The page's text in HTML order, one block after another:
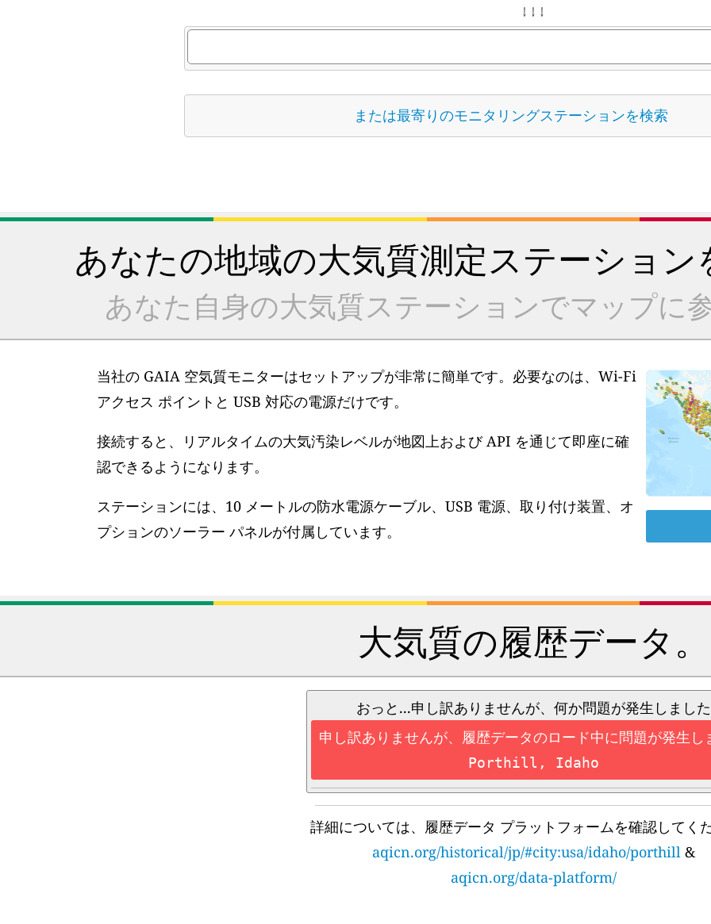
↓ ↓ ↓
または最寄りのモニタリングステーションを検索
あなたの地域の大気質測定ステーショ
あなた自身の大気質ステーションでマップに
当社の GAIA 空気質モニターはセットアップが非常に簡単です。必要なのは、Wi-Fi
アクセス ポイントと USB 対応の電源だけです。
接続すると、リアルタイムの大気汚染レベルが地図上および API を通じて即座に確
認できるようになります。
ステーションには、10 メートルの防水電源ケーブル、USB 電源、取り付け装置、オ
プションのソーラー パネルが付属しています。
大気質の履歴データ。
おっと...申し訳ありませんが、何か問題が発生しました
申し訳ありませんが、履歴データのロード中に問題が発生し
Porthill, Idaho
詳細については、履歴データ プラットフォームを確認してく
aqicn.org/historical/jp/#city:usa/idaho/porthill&
aqicn.org/data-platform/